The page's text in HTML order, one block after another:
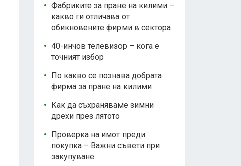
Фабриките за пране на килими –
какво ги отличава от
обикновените фирми в сектора
40-инчов телевизор – кога е
точният избор
По какво се познава добрата
фирма за пране на килими
Как да съхраняваме зимни
дрехи през лятото
Проверка на имот преди
покупка – Важни съвети при
закупуване